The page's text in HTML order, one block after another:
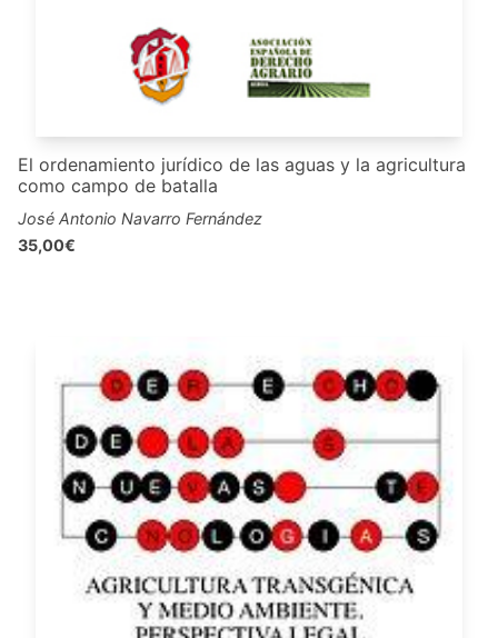
El ordenamiento jurídico de las aguas y la agricultura
como campo de batalla
José Antonio Navarro Fernández
35,00€